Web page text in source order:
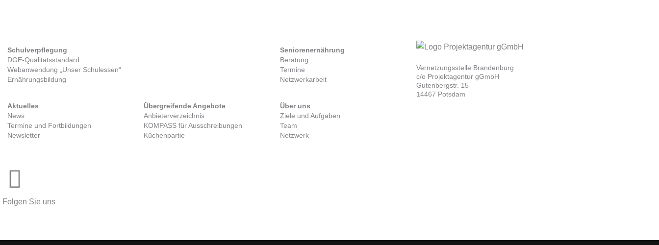
Schulverpflegung
DGE-Qualitätsstandard
Webanwendung „Unser Schulessen“
Ernährungsbildung
Aktuelles
News
Termine und Fortbildungen
Newsletter
Übergreifende Angebote
Anbieterverzeichnis
KOMPASS für Ausschreibungen
Küchenpartie
Seniorenernährung
Beratung
Termine
Netzwerkarbeit
Über uns
Ziele und Aufgaben
Team
Netzwerk
Folgen Sie uns
Vernetzungsstelle Brandenburg
c/o Projektagentur gGmbH
Gutenbergstr. 15
14467 Potsdam